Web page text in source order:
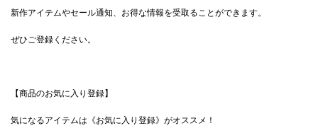
新作アイテムやセール通知、お得な情報を受取ることができます。
ぜひご登録ください。
【商品のお気に入り登録】
気になるアイテムは《お気に入り登録》がオススメ！